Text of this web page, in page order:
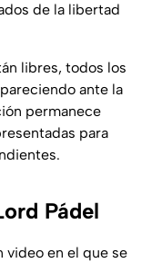
de la libertad
libres, todos los
ante la
permanece
para
Pádel
video en el que se